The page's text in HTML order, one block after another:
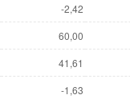
-2,42
60,00
41,61
-1,63